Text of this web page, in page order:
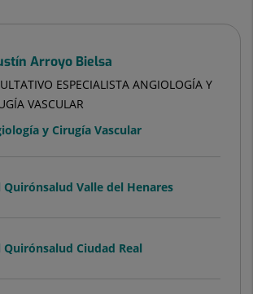
Arroyo Bielsa
ESPECIALISTA ANGIOLOGÍA Y
VASCULAR
y Cirugía Vascular
Valle del Henares
Ciudad Real